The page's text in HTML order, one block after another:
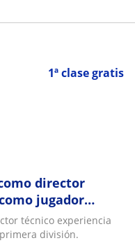
1ª clase gratis
director
jugador
técnico experiencia
división.